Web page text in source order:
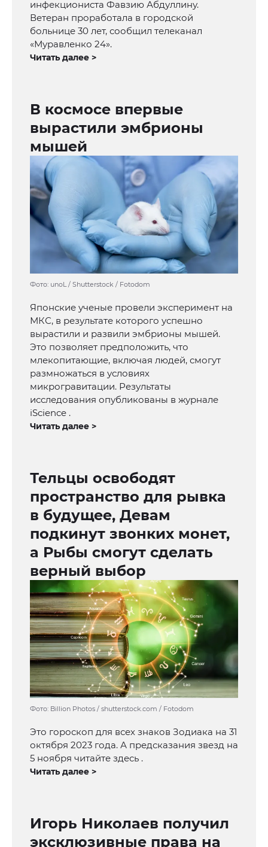
инфекциониста Фавзию Абдуллину.
Ветеран проработала в городской
больнице 30 лет, сообщил телеканал
«Муравленко 24».
Читать далее >
В космосе впервые
вырастили эмбрионы
мышей
Фото: unoL / Shutterstock / Fotodom
Японские ученые провели эксперимент на
МКС, в результате которого успешно
вырастили и развили эмбрионы мышей.
Это позволяет предположить, что
млекопитающие, включая людей, смогут
размножаться в условиях
микрогравитации. Результаты
исследования опубликованы в журнале
iScience .
Читать далее >
Тельцы освободят
пространство для рывка
в будущее, Девам
подкинут звонких монет,
а Рыбы смогут сделать
верный выбор
Фото: Billion Photos / shutterstock.com / Fotodom
Это гороскоп для всех знаков Зодиака на 31
октября 2023 года. А предсказания звезд на
5 ноября читайте здесь .
Читать далее >
Игорь Николаев получил
эксклюзивные права на